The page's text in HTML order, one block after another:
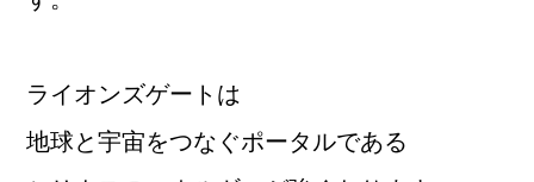
ライオンズゲートは
地球と宇宙をつなぐポータルである